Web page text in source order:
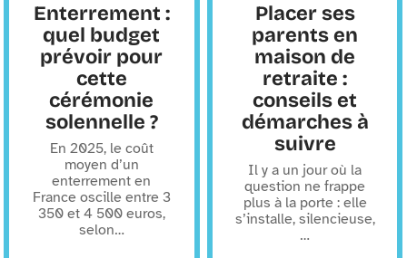
Enterrement :
quel budget
prévoir pour
cette
cérémonie
solennelle ?
En 2025, le coût
moyen d’un
enterrement en
France oscille entre 3
350 et 4 500 euros,
selon…
Placer ses
parents en
maison de
retraite :
conseils et
démarches à
suivre
Il y a un jour où la
question ne frappe
plus à la porte : elle
s’installe, silencieuse,
…